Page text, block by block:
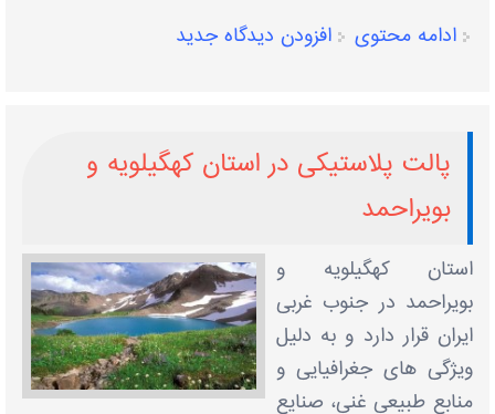
ادامه محتوی
افزودن دیدگاه جدید
پالت پلاستیکی در استان کهگیلویه و
بویراحمد
استان کهگیلویه و
بویراحمد در جنوب غربی
ایران قرار دارد و به دلیل
ویژگی ‌های جغرافیایی و
منابع طبیعی غنی، صنایع